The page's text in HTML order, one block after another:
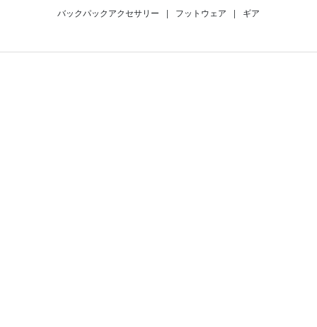
バックパックアクセサリー
| フットウェア | ギア